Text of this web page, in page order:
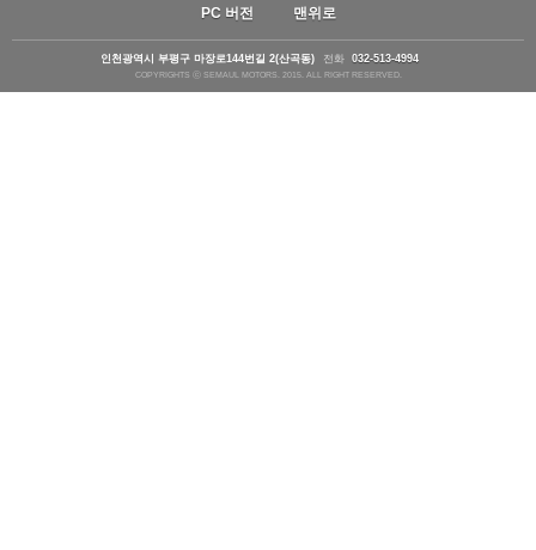
PC 버전 맨위로
인천광역시 부평구 마장로144번길 2(산곡동) 전화 032-513-4994
COPYRIGHTS ⓒ SEMAUL MOTORS. 2015. ALL RIGHT RESERVED.